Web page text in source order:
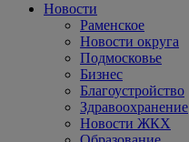
Новости
Раменское
Новости округа
Подмосковье
Бизнес
Благоустройство
Здравоохранение
Новости ЖКХ